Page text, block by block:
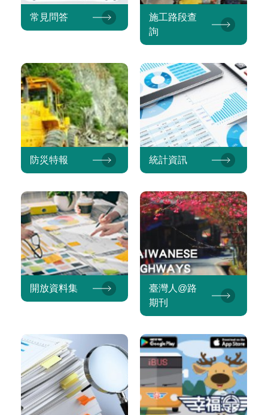
常見問答
施工路段查
詢
防災特報 統計資訊
開放資料集
臺灣人@路
期刊